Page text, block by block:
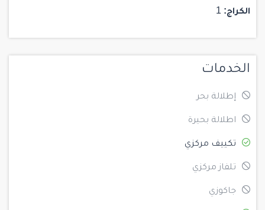
الكراج:
الخدمات
إطلالة بحر
اطلالة بحيرة
تكييف مركزي
تلفاز مركزي
جاكوزي